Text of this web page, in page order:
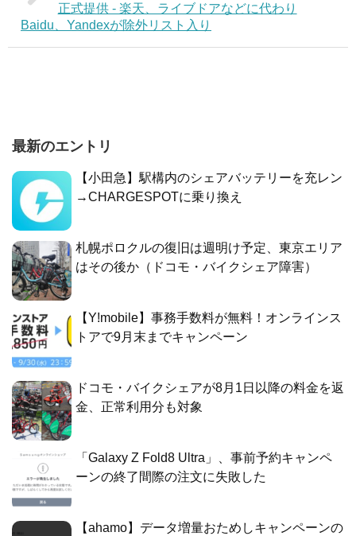
正式提供 - 楽天、ライブドアなどに代わり
Baidu、Yandexが除外リスト入り
最新のエントリ
【小田急】駅構内のシェアバッテリーを充レン
→CHARGESPOTに乗り換え
札幌ポロクルの復旧は週明け予定、東京エリア
はその後か（ドコモ・バイクシェア障害）
【Y!mobile】事務手数料が無料！オンラインス
トアで9月末までキャンペーン
ドコモ・バイクシェアが8月1日以降の料金を返
金、正常利用分も対象
「Galaxy Z Fold8 Ultra」、事前予約キャンペ
ーンの終了間際の注文に失敗した
【ahamo】データ増量おためしキャンペーンの